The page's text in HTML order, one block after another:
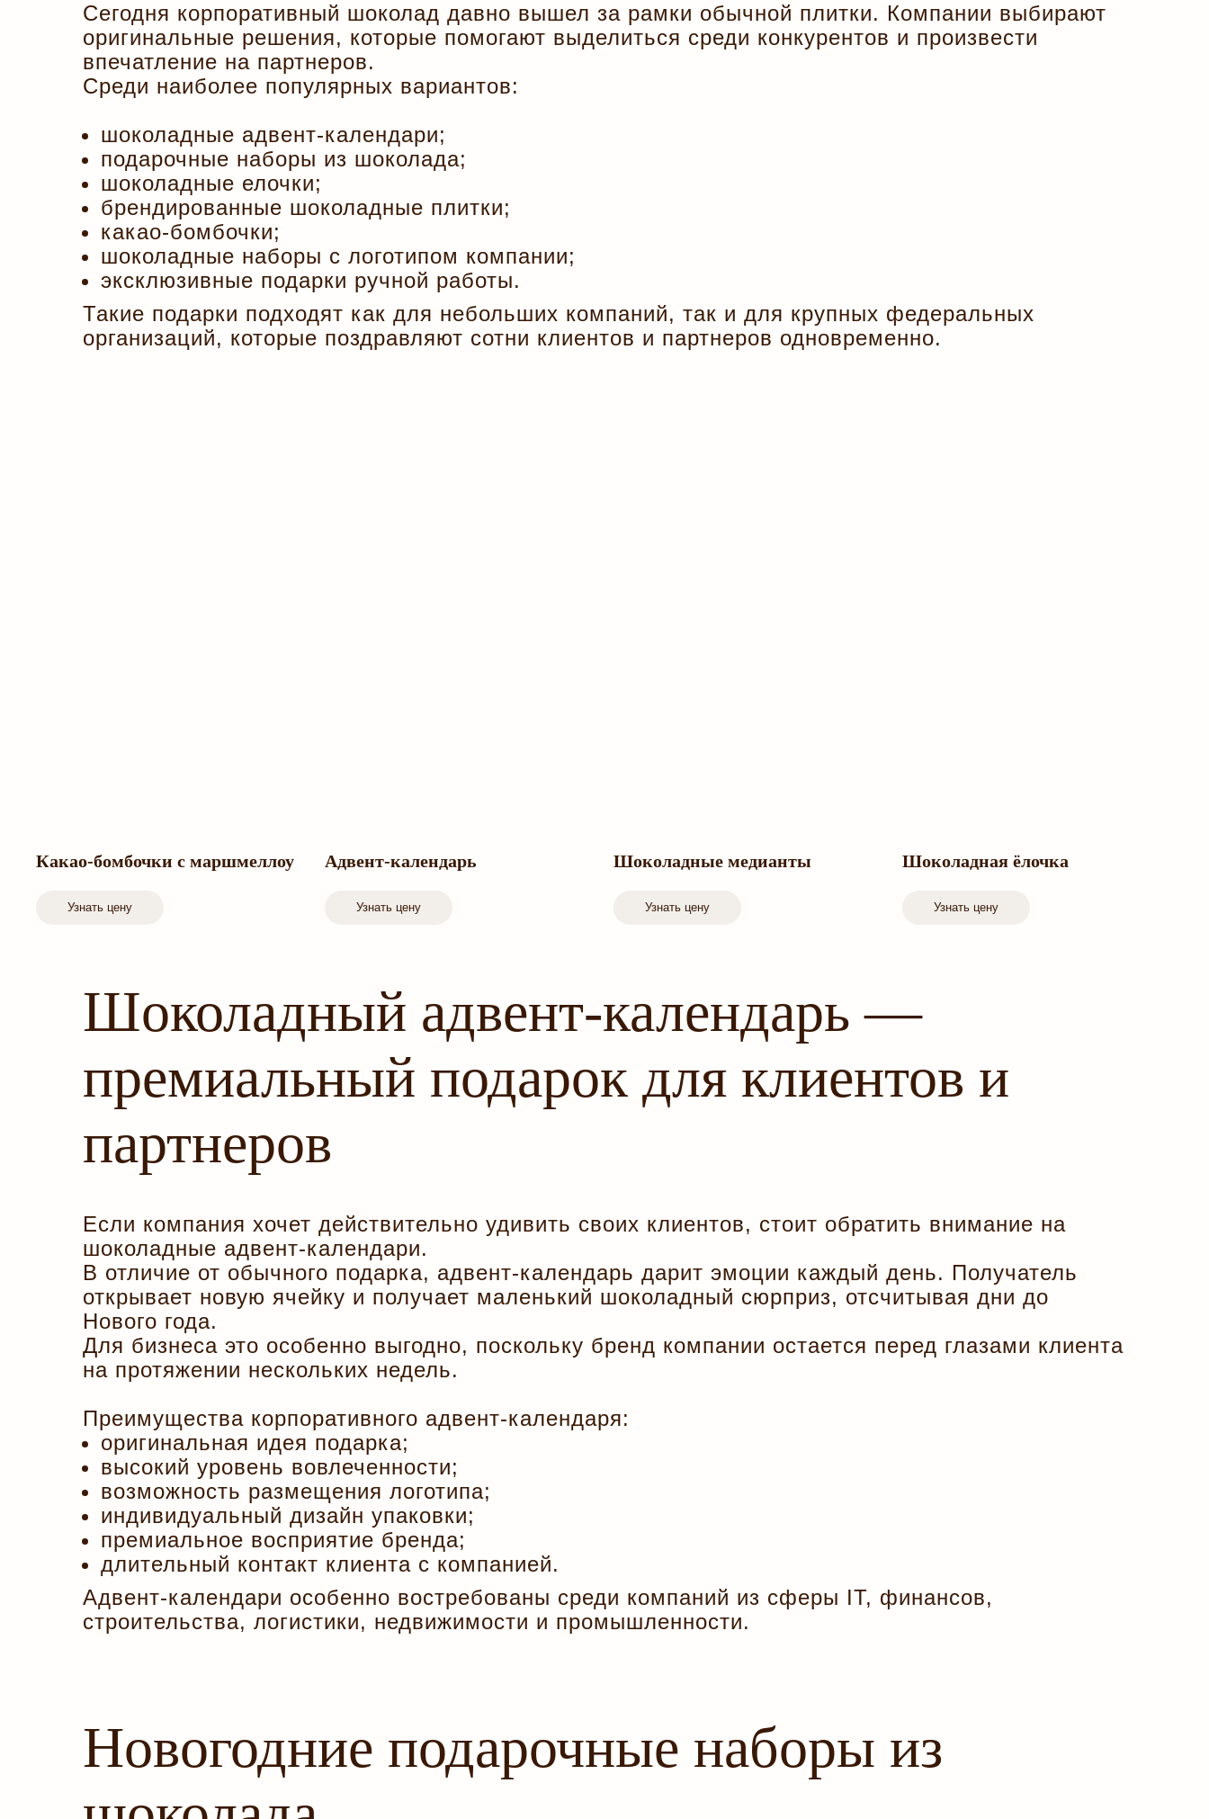
Сегодня корпоративный шоколад давно вышел за рамки обычной плитки. Компании выбирают
оригинальные решения, которые помогают выделиться среди конкурентов и произвести
впечатление на партнеров.
Среди наиболее популярных вариантов:
шоколадные адвент-календари;
подарочные наборы из шоколада;
шоколадные елочки;
брендированные шоколадные плитки;
какао-бомбочки;
шоколадные наборы с логотипом компании;
эксклюзивные подарки ручной работы.
Такие подарки подходят как для небольших компаний, так и для крупных федеральных
организаций, которые поздравляют сотни клиентов и партнеров одновременно.
Какао-бомбочки с маршмеллоу
Узнать цену
Адвент-календарь
Узнать цену
Шоколадные медианты
Узнать цену
Шоколадная ёлочка
Узнать цену
Шоколадный адвент-календарь —
премиальный подарок для клиентов и
партнеров
Если компания хочет действительно удивить своих клиентов, стоит обратить внимание на
шоколадные адвент-календари.
В отличие от обычного подарка, адвент-календарь дарит эмоции каждый день. Получатель
открывает новую ячейку и получает маленький шоколадный сюрприз, отсчитывая дни до
Нового года.
Для бизнеса это особенно выгодно, поскольку бренд компании остается перед глазами клиента
на протяжении нескольких недель.
Преимущества корпоративного адвент-календаря:
оригинальная идея подарка;
высокий уровень вовлеченности;
возможность размещения логотипа;
индивидуальный дизайн упаковки;
премиальное восприятие бренда;
длительный контакт клиента с компанией.
Адвент-календари особенно востребованы среди компаний из сферы IT, финансов,
строительства, логистики, недвижимости и промышленности.
Новогодние подарочные наборы из